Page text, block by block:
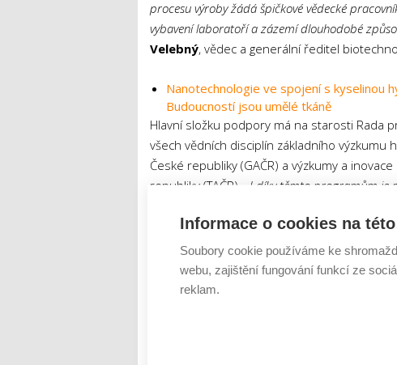
procesu výroby žádá špičkové vědecké
vybavení laboratoří a zázemí dlouhodobé
Velebný, vědec a generální ředitel
Nanotechnologie ve spojení s kyselinou
Budoucností jsou umělé tkáně
Hlavní složku podpory má na starosti Rada
všech vědních disciplín základního
České republiky (GAČR) a výzkumy a
republiky (TAČR).
„I díky těmto programům je
katalyzátorem mnohých vědeckých projektů,“
výzkum a následný vývoj nové chemické či
v roce 2016 v Journal of Health Economics.
Informace o cookies na
Soubory cookie používáme ke
webu, zajištění fungování funkcí ze
reklam.